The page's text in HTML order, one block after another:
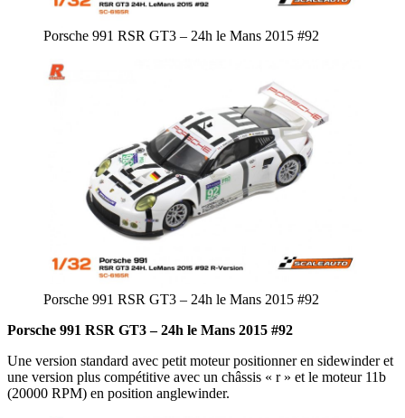
Porsche 991 RSR GT3 – 24h le Mans 2015 #92
Porsche 991 RSR GT3 – 24h le Mans 2015 #92
Porsche 991 RSR GT3 – 24h le Mans 2015 #92
Une version standard avec petit moteur positionner en sidewinder et
une version plus compétitive avec un châssis « r » et le moteur 11b
(20000 RPM) en position anglewinder.